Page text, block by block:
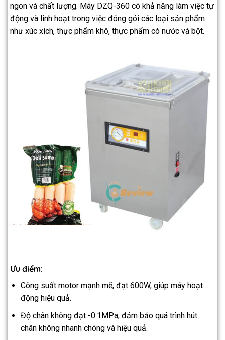
ngon và chất lượng. Máy DZQ-360 có khả năng làm việc tự
động và linh hoạt trong việc đóng gói các loại sản phẩm
như xúc xích, thực phẩm khô, thực phẩm có nước và bột.
Ưu điểm:
Công suất motor mạnh mẽ, đạt 600W, giúp máy hoạt
động hiệu quả.
Độ chân không đạt -0.1MPa, đảm bảo quá trình hút
chân không nhanh chóng và hiệu quả.